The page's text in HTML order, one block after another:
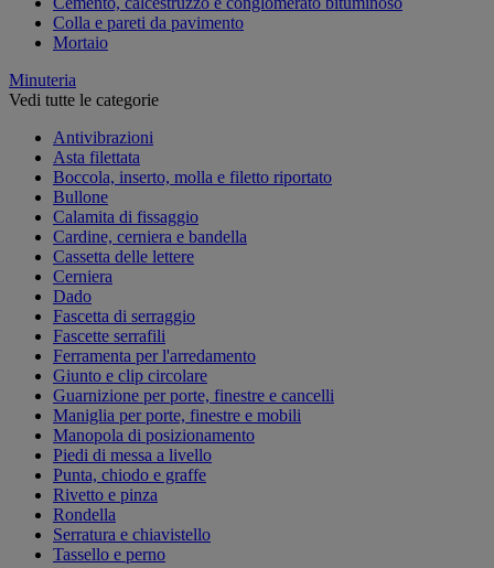
Colla e pareti da pavimento
Mortaio
Minuteria
Vedi tutte le categorie
Antivibrazioni
Asta filettata
Boccola, inserto, molla e filetto riportato
Bullone
Calamita di fissaggio
Cardine, cerniera e bandella
Cassetta delle lettere
Cerniera
Dado
Fascetta di serraggio
Fascette serrafili
Ferramenta per l'arredamento
Giunto e clip circolare
Guarnizione per porte, finestre e cancelli
Maniglia per porte, finestre e mobili
Manopola di posizionamento
Piedi di messa a livello
Punta, chiodo e graffe
Rivetto e pinza
Rondella
Serratura e chiavistello
Tassello e perno